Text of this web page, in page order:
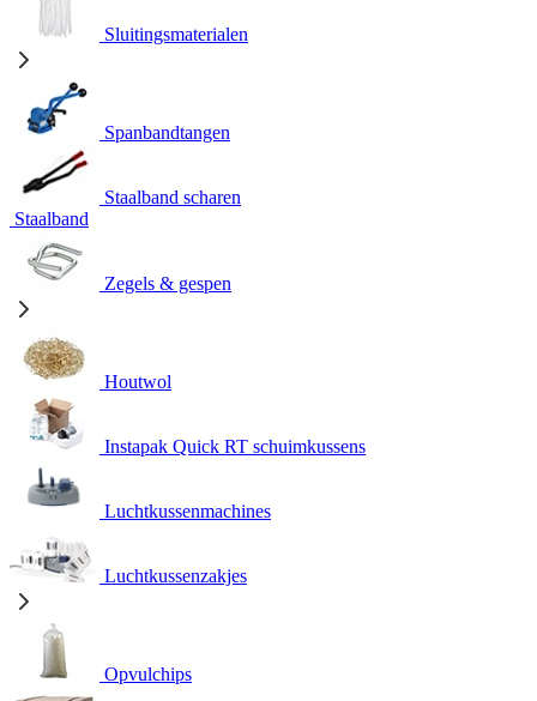
Sluitingsmaterialen
Spanbandtangen
Staalband scharen
Staalband
Zegels & gespen
Houtwol
Instapak Quick RT schuimkussens
Luchtkussenmachines
Luchtkussenzakjes
Opvulchips